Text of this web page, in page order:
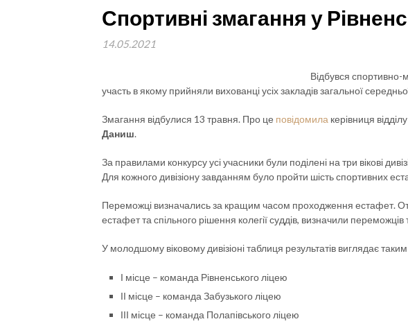
Спортивні змагання у
14.05.2021
Відбувся
участь в якому прийняли вихованці усіх закладів загальної
Змагання відбулися 13 травня. Про це повідомила керівниця
Даниш.
За правилами конкурсу усі учасники були поділені на три вікові
Для кожного дивізіону завданням було пройти шість спортивних
Переможці визначались за кращим часом проходження естафет.
естафет та спільного рішення колегії суддів, визначили
У молодшому віковому дивізіоні таблиця результатів виглядає
І місце – команда Рівненського ліцею
ІІ місце – команда Забузького ліцею
ІІІ місце – команда Полапівського ліцею